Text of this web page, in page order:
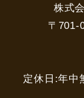
株式
〒701-
定休日:年中